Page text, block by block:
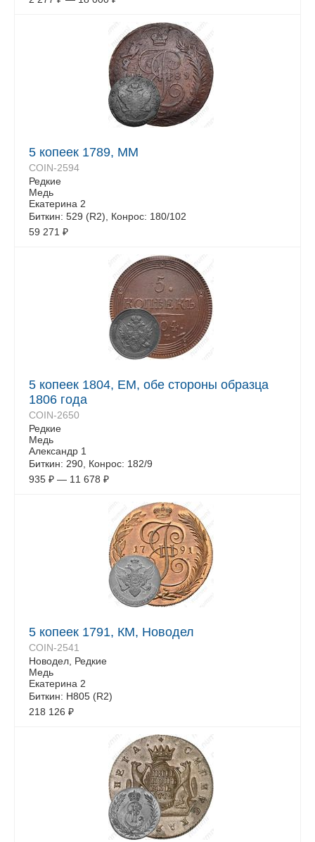
5 копеек 1789, ММ
COIN-2594
Редкие
Медь
Екатерина 2
Биткин: 529 (R2), Конрос: 180/102
59 271 ₽
5 копеек 1804, ЕМ, обе стороны образца
1806 года
COIN-2650
Редкие
Медь
Александр 1
Биткин: 290, Конрос: 182/9
935 ₽ — 11 678 ₽
5 копеек 1791, КМ, Новодел
COIN-2541
Новодел, Редкие
Медь
Екатерина 2
Биткин: H805 (R2)
218 126 ₽